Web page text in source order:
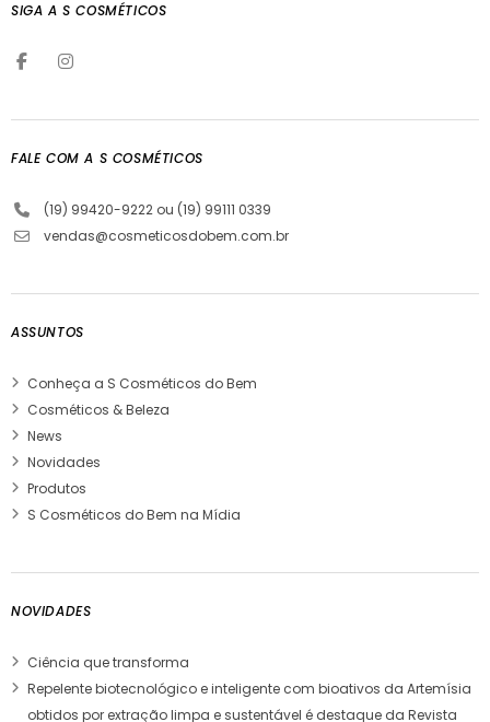
SIGA A S COSMÉTICOS
FALE COM A S COSMÉTICOS
(19) 99420-9222 ou (19) 99111 0339
vendas@cosmeticosdobem.com.br
ASSUNTOS
Conheça a S Cosméticos do Bem
Cosméticos & Beleza
News
Novidades
Produtos
S Cosméticos do Bem na Mídia
NOVIDADES
Ciência que transforma
Repelente biotecnológico e inteligente com bioativos da Artemísia
obtidos por extração limpa e sustentável é destaque da Revista